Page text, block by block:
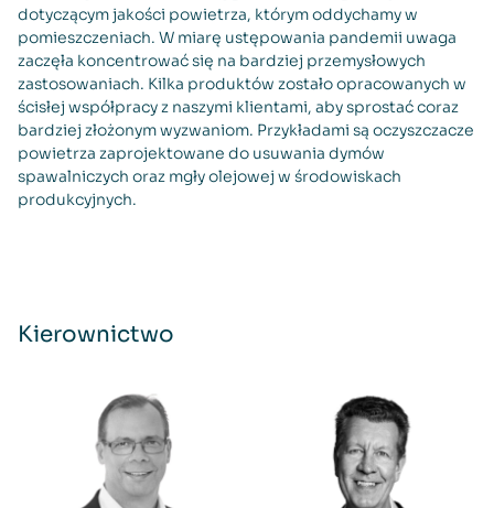
dotyczącym jakości powietrza, którym oddychamy w
pomieszczeniach. W miarę ustępowania pandemii uwaga
zaczęła koncentrować się na bardziej przemysłowych
zastosowaniach. Kilka produktów zostało opracowanych w
ścisłej współpracy z naszymi klientami, aby sprostać coraz
bardziej złożonym wyzwaniom. Przykładami są oczyszczacze
powietrza zaprojektowane do usuwania dymów
spawalniczych oraz mgły olejowej w środowiskach
produkcyjnych.
Kierownictwo